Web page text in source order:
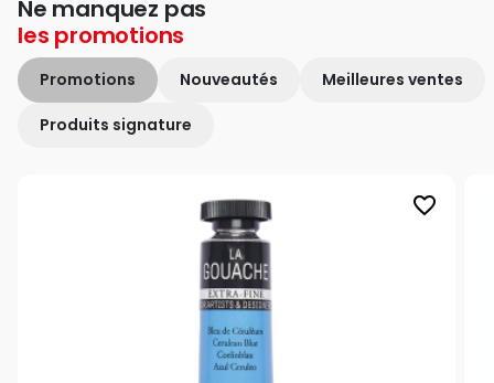
Ne manquez pas
les promotions
Promotions Nouveautés Meilleures ventes
Produits signature
favorite_border